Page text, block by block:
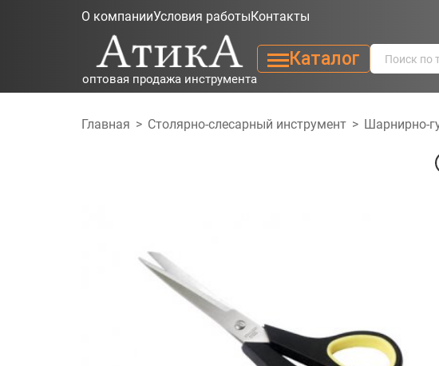
О компанииУсловия работыКонтакты
оптовая продажа инструмента
Каталог
Главная > Столярно-слесарный инструмент > Шарнирно-